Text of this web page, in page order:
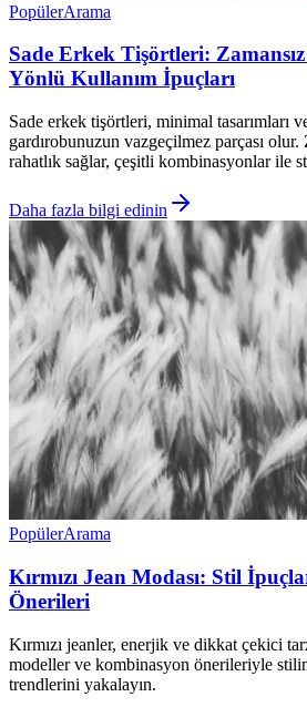
PopülerArama
Sade Erkek Tişörtleri: Zamansız
Yönlü Kullanım İpuçları
Sade erkek tişörtleri, minimal tasarımları
gardırobunuzun vazgeçilmez parçası olur.
rahatlık sağlar, çeşitli kombinasyonlar ile
Daha fazla bilgi edinin
PopülerArama
Kırmızı Jean Modası: Stil
Önerileri
Kırmızı jeanler, enerjik ve dikkat çekici
modeller ve kombinasyon önerileriyle
trendlerini yakalayın.